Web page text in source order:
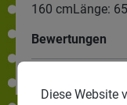
160 cmLänge:
Bewertungen
Diese Website